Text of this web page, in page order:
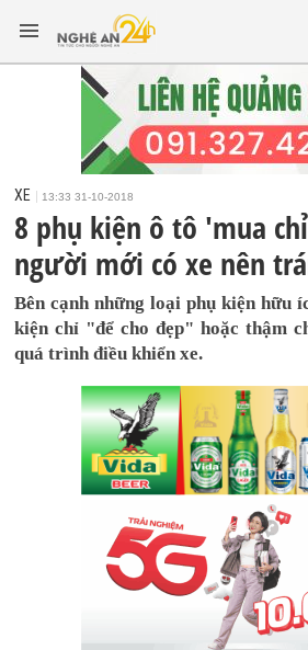
XE 13:33 31-10-2018
8 phụ kiện ô tô 'mua
người mới có xe nên
Bên cạnh những loại phụ kiện hữu
kiện chỉ "để cho đẹp" hoặc thậm
quá trình điều khiển xe.